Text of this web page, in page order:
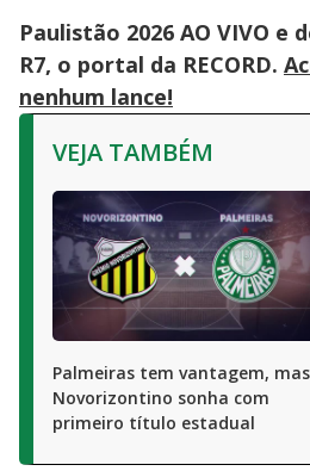
Paulistão 2026 AO VIVO e
R7, o portal da RECORD.
nenhum lance!
VEJA TAMBÉM
Palmeiras tem vantagem, mas
Novorizontino sonha com
primeiro título estadual